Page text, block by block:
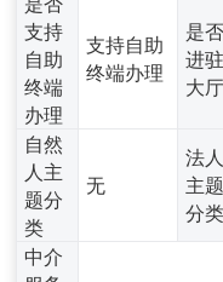
支持
自助
终端
办理
支持自助
终端办理
是否
进驻
大厅
自然
人主
题分
类
无
法人
主题
分类
中介